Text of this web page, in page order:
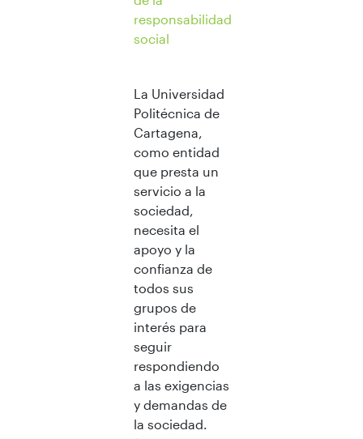
responsabilidad
social
La Universidad
Politécnica de
Cartagena,
como entidad
que presta un
servicio a la
sociedad,
necesita el
apoyo y la
confianza de
todos sus
grupos de
interés para
seguir
respondiendo
a las exigencias
y demandas de
la sociedad.